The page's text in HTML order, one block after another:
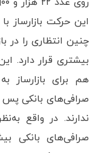
این حرکت
چنین انتظاری را در
بیشتری قرار دارد.
هم برای بازارساز
ندارند. در واقع
صرافی‌های بانکی